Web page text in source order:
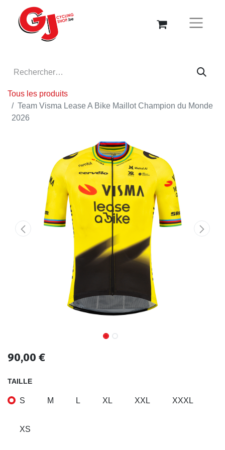
Tous les produits
Team Visma Lease A Bike Maillot Champion du Monde
2026
90,00 €
TAILLE
S M L XL XXL XXXL
XS